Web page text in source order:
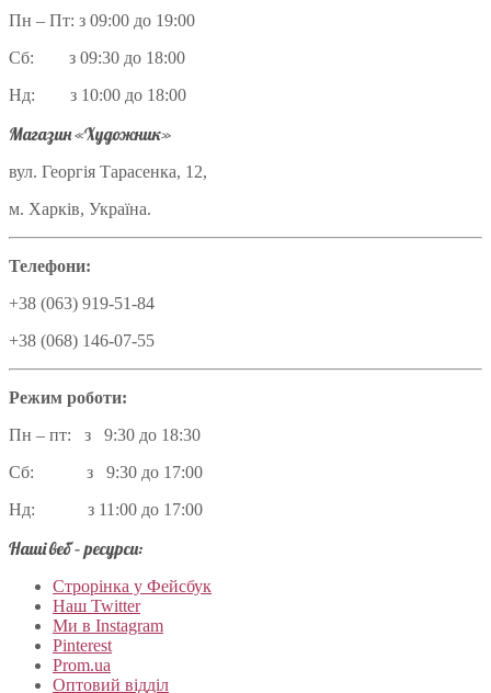
Пн – Пт: з 09:00 до 19:00
Сб: з 09:30 до 18:00
Нд: з 10:00 до 18:00
Магазин «Художник»
вул. Георгія Тарасенка, 12,
м. Харків, Україна.
Телефони:
+38 (063) 919-51-84
+38 (068) 146-07-55
Режим роботи:
Пн – пт: з 9:30 до 18:30
Сб: з 9:30 до 17:00
Нд: з 11:00 до 17:00
Наші веб – ресурси:
Строрінка у Фейсбук
Наш Twitter
Ми в Instagram
Pinterest
Prom.ua
Оптовий відділ